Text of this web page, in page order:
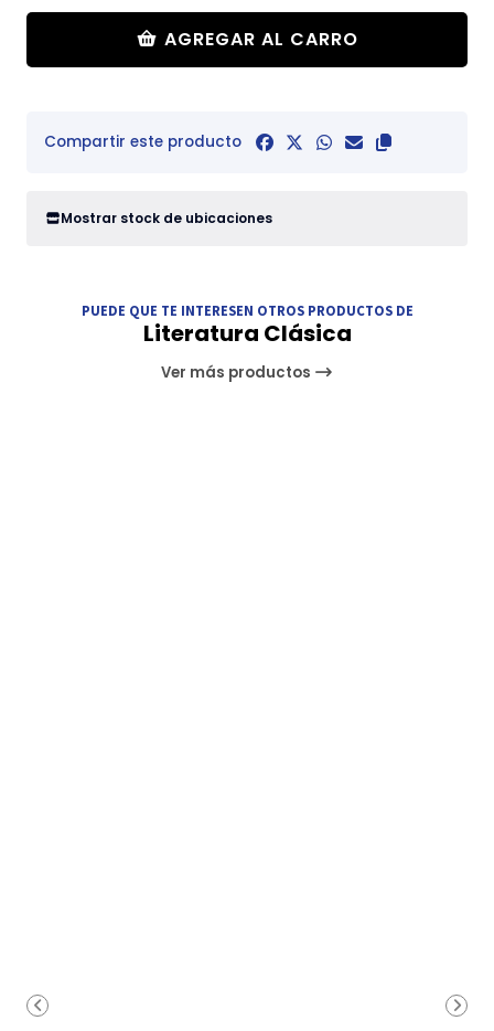
AGREGAR AL CARRO
Compartir este producto
Mostrar stock de ubicaciones
PUEDE QUE TE INTERESEN OTROS PRODUCTOS DE
Literatura Clásica
Ver más productos